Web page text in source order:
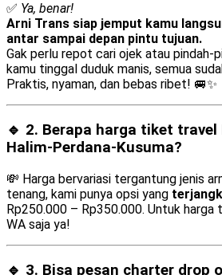
✅ Ya, benar!
Arni Trans siap jemput kamu
antar sampai depan pintu tujuan.
Gak perlu repot cari ojek atau pindah-
kamu tinggal duduk manis, semua
Praktis, nyaman, dan bebas ribet! 🚐✨
🔹 2. Berapa harga tiket
Halim-Perdana-Kusuma?
💸 Harga bervariasi tergantung jenis
tenang, kami punya opsi yang
Rp250.000 – Rp350.000. Untuk harga
WA saja ya!
🔹 3. Bisa pesan charter drop